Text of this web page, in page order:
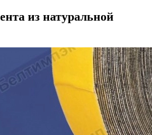
из натуральной